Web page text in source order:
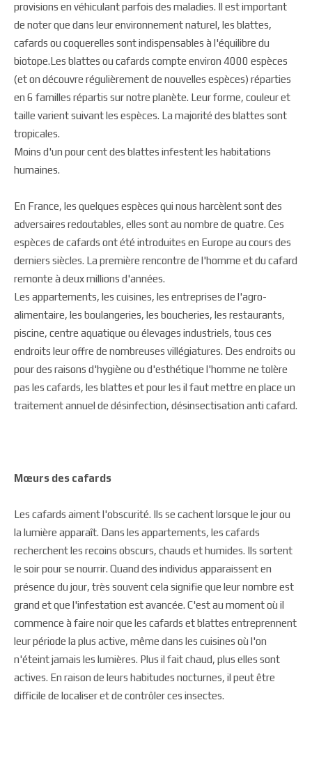
provisions en véhiculant parfois des maladies. Il est important
de noter que dans leur environnement naturel, les blattes,
cafards ou coquerelles sont indispensables à l'équilibre du
biotope.Les blattes ou cafards compte environ 4000 espèces
(et on découvre régulièrement de nouvelles espèces) réparties
en 6 familles répartis sur notre planète. Leur forme, couleur et
taille varient suivant les espèces. La majorité des blattes sont
tropicales.
Moins d'un pour cent des blattes infestent les habitations
humaines.
En France, les quelques espèces qui nous harcèlent sont des
adversaires redoutables, elles sont au nombre de quatre. Ces
espèces de cafards ont été introduites en Europe au cours des
derniers siècles. La première rencontre de l'homme et du cafard
remonte à deux millions d'années.
Les appartements, les cuisines, les entreprises de l'agro-
alimentaire, les boulangeries, les boucheries, les restaurants,
piscine, centre aquatique ou élevages industriels, tous ces
endroits leur offre de nombreuses villégiatures. Des endroits ou
pour des raisons d'hygiène ou d'esthétique l'homme ne tolère
pas les cafards, les blattes et pour les il faut mettre en place un
traitement annuel de désinfection, désinsectisation anti cafard.
Mœurs des cafards
Les cafards aiment l'obscurité. Ils se cachent lorsque le jour ou
la lumière apparaît. Dans les appartements, les cafards
recherchent les recoins obscurs, chauds et humides. Ils sortent
le soir pour se nourrir. Quand des individus apparaissent en
présence du jour, très souvent cela signifie que leur nombre est
grand et que l'infestation est avancée. C'est au moment où il
commence à faire noir que les cafards et blattes entreprennent
leur période la plus active, même dans les cuisines où l'on
n'éteint jamais les lumières. Plus il fait chaud, plus elles sont
actives. En raison de leurs habitudes nocturnes, il peut être
difficile de localiser et de contrôler ces insectes.